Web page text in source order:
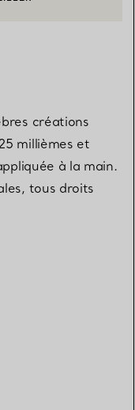
OU PRENDRE RENDEZ-
créations
millièmes et
à la main.
tous droits